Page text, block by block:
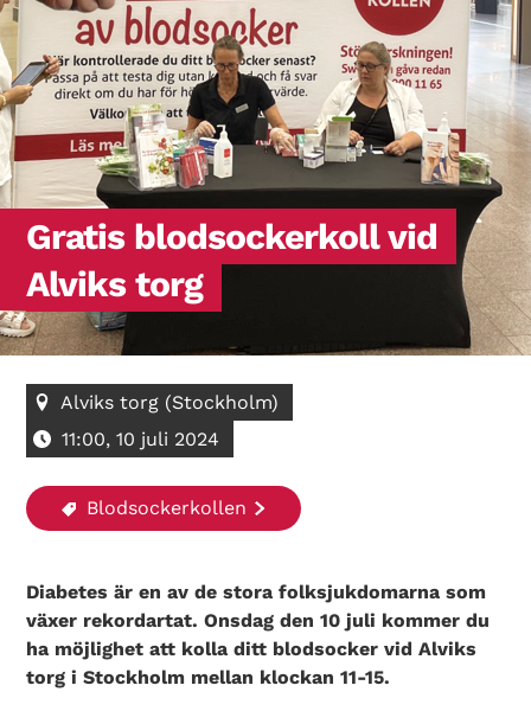
GRATIS DIABETESPRODUKTER
Blodsockerkollen
Gratis blodsockerkoll vid
Alviks torg
Alviks torg (Stockholm)
11:00, 10 juli 2024
Blodsockerkollen
Diabetes är en av de stora folksjukdomarna som
växer rekordartat. Onsdag den 10 juli kommer du
ha möjlighet att kolla ditt blodsocker vid Alviks
torg i Stockholm mellan klockan 11-15.